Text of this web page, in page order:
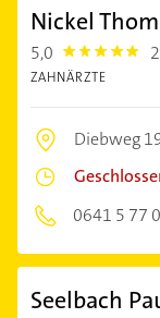
Nickel
5,0 5.0
ZAHNÄRZTE
Diebweg
0641 5 77
Seelbach